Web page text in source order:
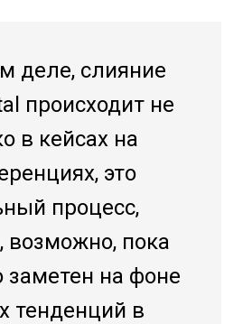
деле, слияние
происходит не
в кейсах на
это
процесс,
возможно, пока
заметен на фоне
тенденций в